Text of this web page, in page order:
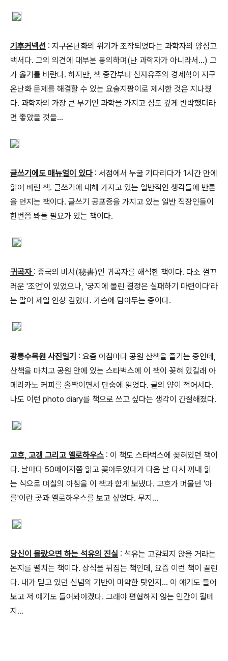
기후커넥션 : 지구온난화의 위기가 조작되었다는 과학자의 양심고
백서다. 그의 의견에 대부분 동의하며(난 과학자가 아니라서...) 그
가 옳기를 바란다. 하지만, 책 중간부터 신자유주의 경제학이 지구
온난화 문제를 해결할 수 있는 요술지팡이로 제시한 것은 지나쳤
다. 과학자의 가장 큰 무기인 과학을 가지고 심도 깊게 반박했더라
면 좋았을 것을...
글쓰기에도 매뉴얼이 있다 : 서점에서 누굴 기다리다가 1시간 만에
읽어 버린 책. 글쓰기에 대해 가지고 있는 일반적인 생각들에 반론
을 던지는 책이다. 글쓰기 공포증을 가지고 있는 일반 직장인들이
한번쯤 봐둘 필요가 있는 책이다.
귀곡자 : 중국의 비서(秘書)인 귀곡자를 해석한 책이다. 다소 껄끄
러운 '조언'이 있었으나, '궁지에 몰린 결정은 실패하기 마련이다'라
는 말이 제일 인상 깊었다. 가슴에 담아두는 중이다.
광릉수목원 사진일기 : 요즘 아침마다 공원 산책을 즐기는 중인데,
산책을 마치고 공원 안에 있는 스타벅스에 이 책이 꽂혀 있길래 아
메리카노 커피를 홀짝이면서 단숨에 읽었다. 글의 양이 적어서다.
나도 이런 photo diary를 책으로 쓰고 싶다는 생각이 간절해졌다.
고흐, 고갱 그리고 옐로하우스 : 이 책도 스타벅스에 꽂혀있던 책이
다. 날마다 50페이지쯤 읽고 꽂아두었다가 다음 날 다시 꺼내 읽
는 식으로 며칠의 아침을 이 책과 함게 보냈다. 고흐가 머물던 '아
를'이란 곳과 옐로하우스를 보고 싶었다. 무지...
당신이 몰랐으면 하는 석유의 진실 : 석유는 고갈되지 않을 거라는
논지를 펼치는 책이다. 상식을 뒤집는 책인데, 요즘 이런 책이 끌린
다. 내가 믿고 있던 신념의 기반이 미약한 탓인지... 이 얘기도 들어
보고 저 얘기도 들어봐야겠다. 그래야 편협하지 않는 인간이 될테
지...